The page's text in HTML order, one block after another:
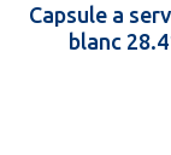
Capsule a
blanc